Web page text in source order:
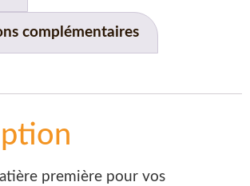
complémentaires
première pour vos